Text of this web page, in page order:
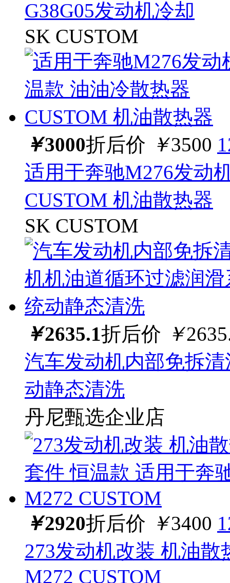
G38G05发动机冷却
SK CUSTOM
￥3000折后价 ￥3500
适用于奔驰M276发动
CUSTOM 机油散热器
SK CUSTOM
￥2635.1折后价 ￥
汽车发动机内部免拆
动静态清洗
丹尼甄选企业店
￥2920折后价 ￥3400
273发动机改装 机油
M272 CUSTOM